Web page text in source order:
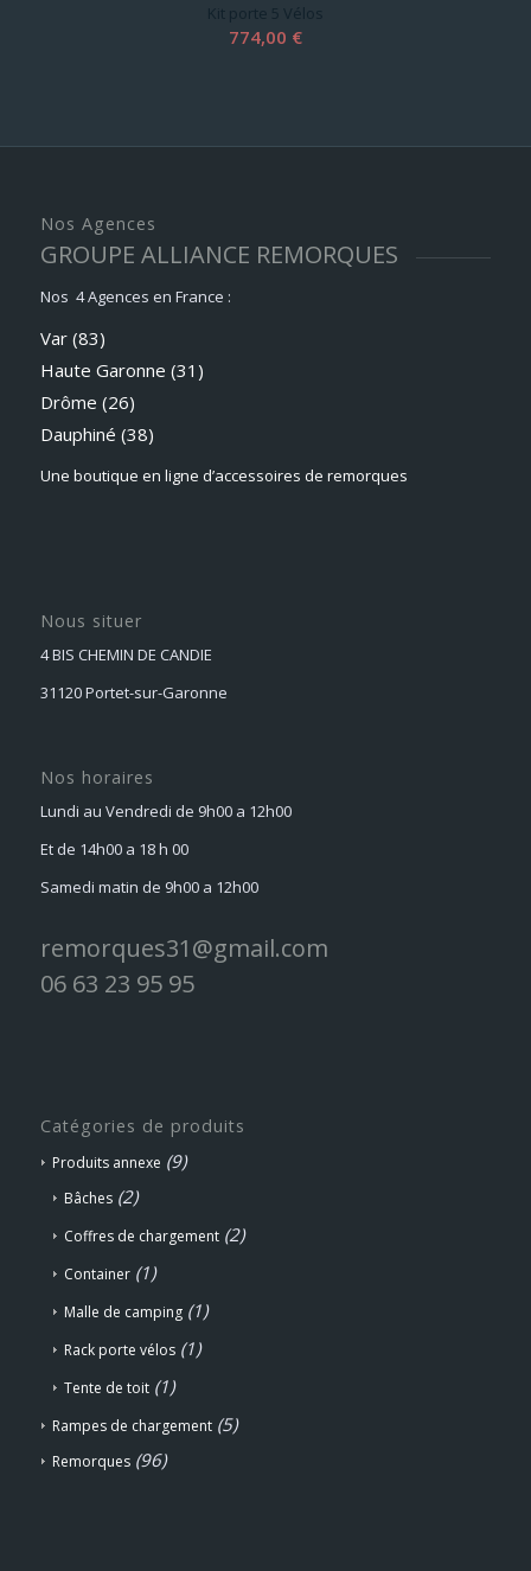
Kit porte 5 Vélos
774,00 €
Nos Agences
GROUPE ALLIANCE REMORQUES
Nos 4 Agences en France :
Var (83)
Haute Garonne (31)
Drôme (26)
Dauphiné (38)
Une boutique en ligne d’accessoires de remorques
Nous situer
4 BIS CHEMIN DE CANDIE
31120 Portet-sur-Garonne
Nos horaires
Lundi au Vendredi de 9h00 a 12h00
Et de 14h00 a 18 h 00
Samedi matin de 9h00 a 12h00
remorques31@gmail.com
06 63 23 95 95
Catégories de produits
Produits annexe (9)
Bâches (2)
Coffres de chargement (2)
Container (1)
Malle de camping (1)
Rack porte vélos (1)
Tente de toit (1)
Rampes de chargement (5)
Remorques (96)